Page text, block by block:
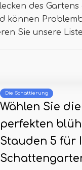
des Gartens
können
Sie unsere
Die Schattierung
Wählen Sie die
perfekten
Stauden 5 für